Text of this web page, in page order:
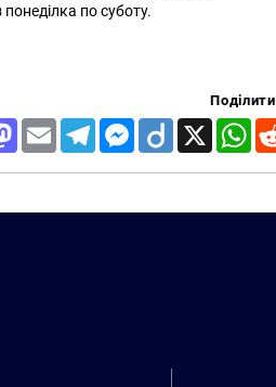
по суботу.
Mastodon
Email TelegramMessenger
Diigo X